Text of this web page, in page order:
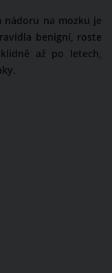
nádoru na mozku je
benigní, roste
až po letech,